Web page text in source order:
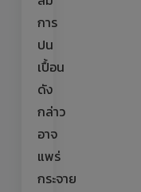
การ
ปน
เปื้อน
ดัง
กล่าว
อาจ
แพร่
กระจาย